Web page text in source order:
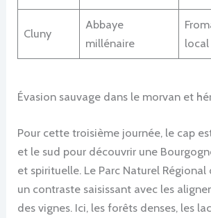
Cluny
Abbaye
millénaire
local
Évasion sauvage dans le morvan et
Pour cette troisième journée, le cap
et le sud pour découvrir une
et spirituelle. Le Parc Naturel
un contraste saisissant avec les
des vignes. Ici, les forêts denses, les